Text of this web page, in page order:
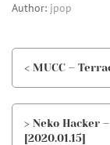
Author: jpop
< MUCC –
> Neko Hacker
[2020.01.15]